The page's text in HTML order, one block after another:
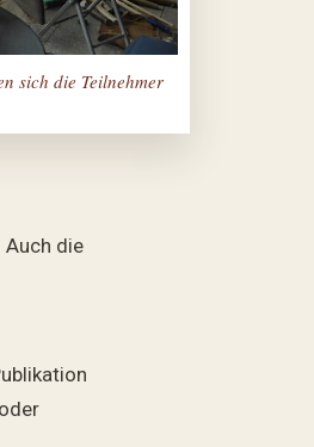
sich die Teilnehmer
Auch die